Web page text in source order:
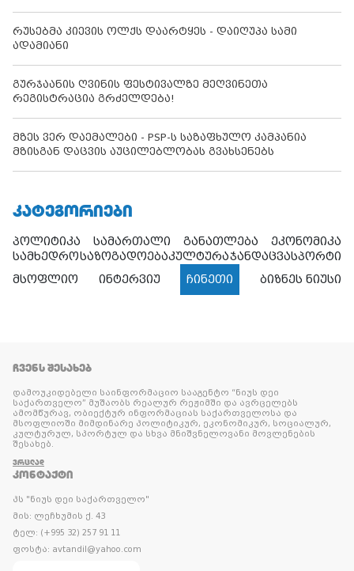
რუსებმა კიევის ოლქს დაარტყეს - დაიღუპა სამი
ადამიანი
გურჯაანის ღვინის ფესტივალზე მეღვინეთა
რეგისტრაცია გრძელდება!
მზეს ვერ დაემალები - PSP-ს საზაფხულო კამპანია
მზისგან დაცვის აუცილებლობას გვახსენებს
ᲙᲐᲢᲔᲒᲝᲠᲘᲔᲑᲘ
პოლიტიკა სამართალი განათლება
ეკონომიკა
სამხედროსაზოგადოებაკულტურაჯანდაცვასპორტი
მსოფლიო
ინტერვიუ ჩინეთი ბიზნეს ნიუსი
ᲩᲕᲔᲜᲡ ᲨᲔᲡᲐᲮᲔᲑ
დამოუკიდებელი საინფორმაციო სააგენტო “ნიუს დეი
საქართველო” მუშაობს რეალურ რეჟიმში და ავრცელებს
ამომწურავ, ობიექტურ ინფორმაციას საქართველოსა და
მსოფლიოში მიმდინარე პოლიტიკურ, ეკონომიკურ, სოციალურ,
კულტურულ, სპორტულ და სხვა მნიშვნელოვანი მოვლენების
შესახებ.
ᲕᲠᲪᲚᲐᲓ
ᲙᲝᲜᲢᲐᲥᲢᲘ
პს "ნიუს დეი საქართველო"
მის: ლეჩხუმის ქ. 43
ტელ: (+995 32) 257 91 11
ფოსტა: avtandil@yahoo.com